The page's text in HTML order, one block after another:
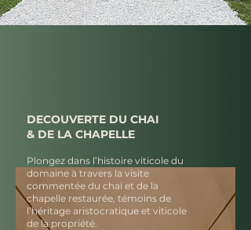
DECOUVERTE DU CHAI
& DE LA CHAPELLE
Plongez dans l’histoire viticole du
domaine à travers la visite
commentée du chai et de la
chapelle restaurée, témoins de
l’héritage aristocratique et viticole
de la propriété.